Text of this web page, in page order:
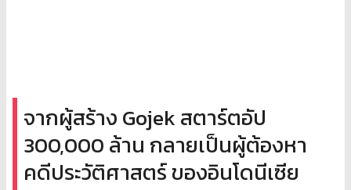
จากผู้สร้าง Gojek สตาร์ตอัป
300,000 ล้าน กลายเป็นผู้ต้องหา
คดีประวัติศาสตร์ ของอินโดนีเซีย